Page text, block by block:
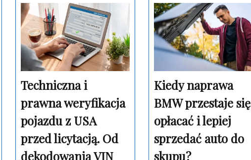
Techniczna i
prawna weryfikacja
pojazdu z USA
przed licytacją. Od
dekodowania VIN
Kiedy naprawa
BMW przestaje się
opłacać i lepiej
sprzedać auto do
skupu?